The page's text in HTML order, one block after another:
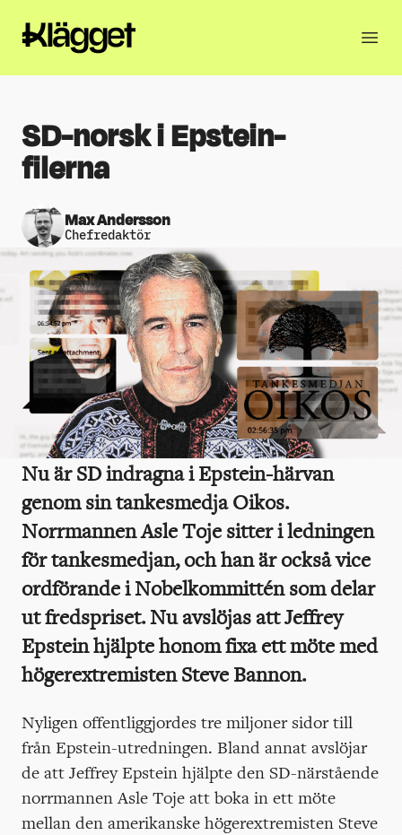
SD-norsk i Epstein-
filerna
Max Andersson
Chefredaktör
Nu är SD indragna i Epstein-härvan
genom sin tankesmedja Oikos.
Norrmannen Asle Toje sitter i ledningen
för tankesmedjan, och han är också vice
ordförande i Nobelkommittén som delar
ut fredspriset. Nu avslöjas att Jeffrey
Epstein hjälpte honom fixa ett möte med
högerextremisten Steve Bannon.
Nyligen offentliggjordes tre miljoner sidor till
från Epstein-utredningen. Bland annat avslöjar
de att Jeffrey Epstein hjälpte den SD-närstående
norrmannen Asle Toje att boka in ett möte
mellan den amerikanske högerextremisten Steve